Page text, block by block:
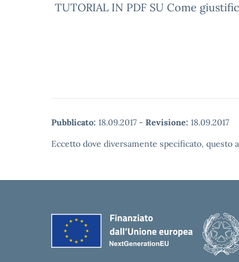
TUTORIAL IN PDF SU Come
Pubblicato: 18.09.2017 - Revisione: 18.09.2017
Eccetto dove diversamente specificato,